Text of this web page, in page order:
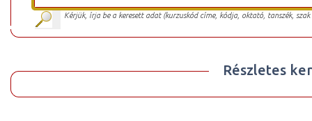
Kérjük, írja be a keresett adat (kurzuskód címe, kódja, oktató, tanszék,
Részletes